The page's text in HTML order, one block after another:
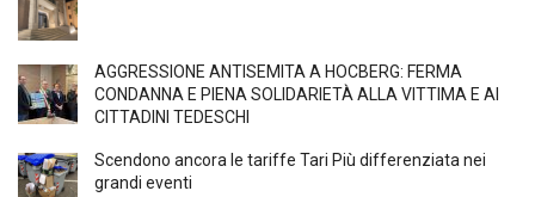
AGGRESSIONE ANTISEMITA A HÖCBERG: FERMA
CONDANNA E PIENA SOLIDARIETÀ ALLA VITTIMA E AI
CITTADINI TEDESCHI
Scendono ancora le tariffe Tari Più differenziata nei
grandi eventi